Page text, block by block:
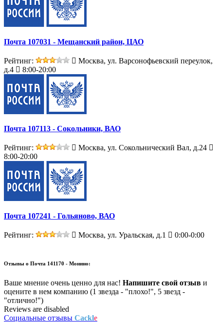
Почта 107031 - Мещанский район, ЦАО
Рейтинг:
Москва, ул. Варсонофьевский переулок,
д.4
8:00-20:00
Почта 107113 - Сокольники, ВАО
Рейтинг:
Москва, ул. Сокольнический Вал, д.24
8:00-20:00
Почта 107241 - Гольяново, ВАО
Рейтинг: Москва, ул. Уральская, д.1 0:00-0:00
Отзывы о Почта 141170 - Монино:
Ваше мнение очень ценно для нас! Напишите свой отзыв и
оцените в нем компанию (1 звезда - "плохо!", 5 звезд -
"отлично!")
Reviews are disabled
Социальные отзывы Cackle